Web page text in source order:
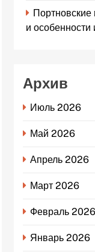
и особенности
Архив
Июль 2026
Май 2026
Апрель 2026
Март 2026
Февраль 2026
Январь 2026